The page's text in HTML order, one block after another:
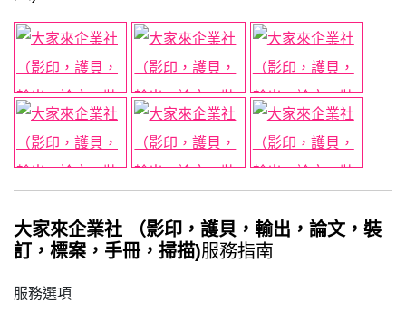
大家來企業社 （影印，護貝，輸出，論文，裝
訂，標案，手冊，掃描)服務指南
服務選項